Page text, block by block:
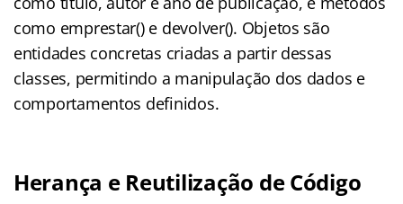
como emprestar() e devolver(). Objetos são
entidades concretas criadas a partir dessas
classes, permitindo a manipulação dos dados e
comportamentos definidos.
Herança e Reutilização de Código